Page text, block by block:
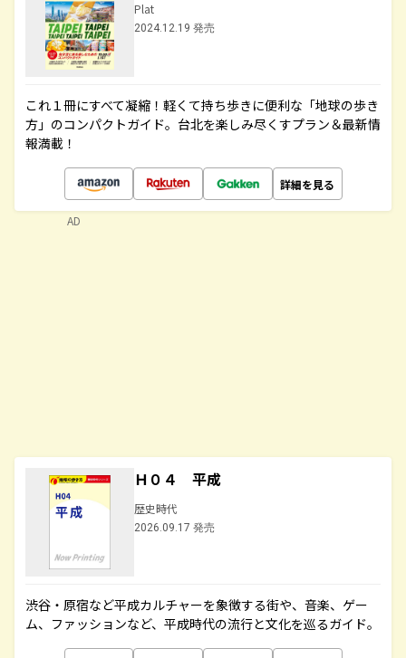
Plat
2024.12.19 発売
これ１冊にすべて凝縮！軽くて持ち歩きに便利な「地球の歩き
方」のコンパクトガイド。台北を楽しみ尽くすプラン＆最新情
報満載！
詳細を見る
Ｈ０４ 平成
歴史時代
2026.09.17 発売
渋谷・原宿など平成カルチャーを象徴する街や、音楽、ゲー
ム、ファッションなど、平成時代の流行と文化を巡るガイド。
AD